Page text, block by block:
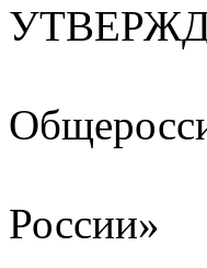
России»